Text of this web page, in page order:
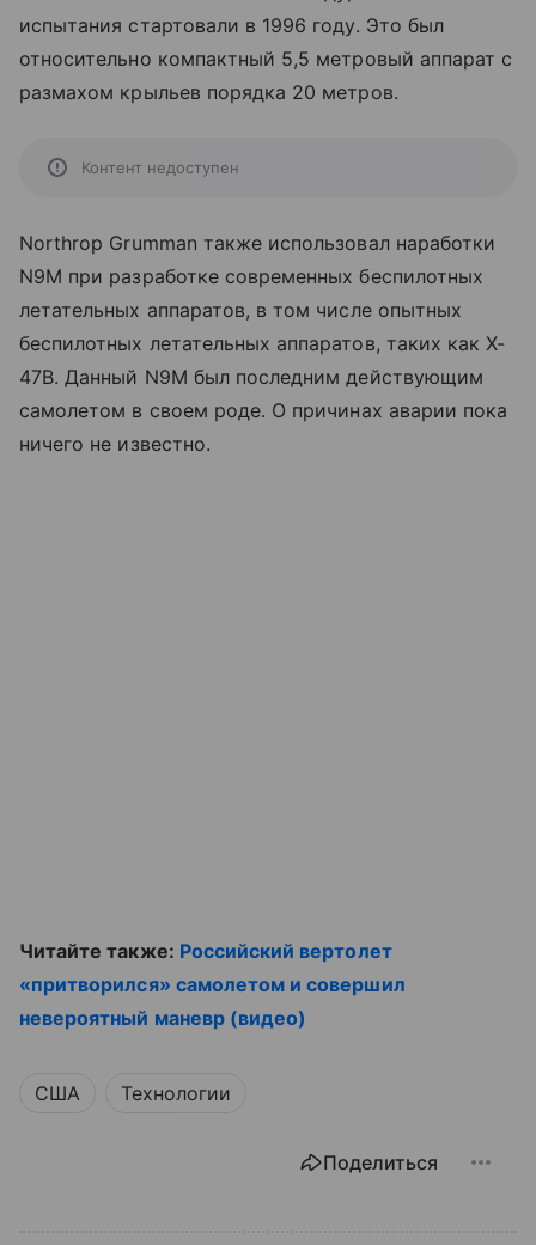
испытания стартовали в 1996 году. Это был
относительно компактный 5,5 метровый аппарат с
размахом крыльев порядка 20 метров.
Контент недоступен
Northrop Grumman также использовал наработки
N9M при разработке современных беспилотных
летательных аппаратов, в том числе опытных
беспилотных летательных аппаратов, таких как X-
47B. Данный N9M был последним действующим
самолетом в своем роде. О причинах аварии пока
ничего не известно.
Читайте также: Российский вертолет
«притворился» самолетом и совершил
невероятный маневр (видео)
США Технологии
Поделиться